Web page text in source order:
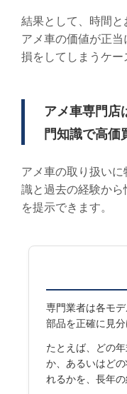
結果として、時間
アメ車の価値が正
損をしてしまうケー
アメ車専門店
門知識で高価
アメ車の取り扱い
識と過去の経験か
を提示できます。
専門業者は各モ
部品を正確に見
たとえば、どの
か、あるいはど
れるかを、長年の